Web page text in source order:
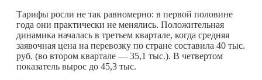
Тарифы росли не так равномерно: в первой половине
года они практически не менялись. Положительная
динамика началась в третьем квартале, когда средняя
заявочная цена на перевозку по стране составила 40 тыс.
руб. (во втором квартале — 35,1 тыс.). В четвертом
показатель вырос до 45,3 тыс.